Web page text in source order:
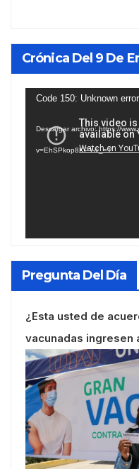
Crónica Del 9 De
Reproductor
vídeo
Code 150: Unknown
Descargar archivo: https://
v=EhSPkop8KPY&_=1
Pregunta Del Día
¿Esta usted de
vacunadas ingresen